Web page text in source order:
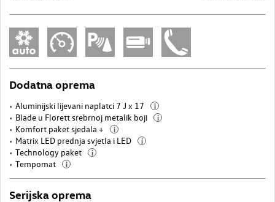
Dodatna oprema
Aluminijski lijevani naplatci 7 J x 17 i
Blade u Florett srebrnoj metalik boji i
Komfort paket sjedala + i
Matrix LED prednja svjetla i LED i
Technology paket i
Tempomat i
Serijska oprema